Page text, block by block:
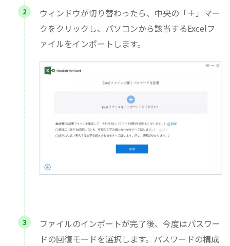
ウィンドウが切り替わったら、中央の「＋」マー
クをクリックし、パソコンから該当するExcelフ
ァイルをインポートします。
ファイルのインポートが完了後、今度はパスワー
ドの回復モードを選択します。パスワードの構成